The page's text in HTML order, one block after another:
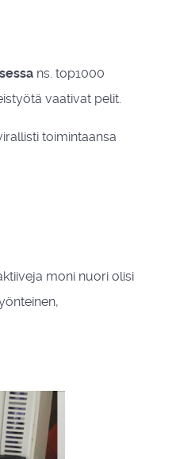
ns. top1000
vaativat pelit.
toimintaansa
moni nuori olisi